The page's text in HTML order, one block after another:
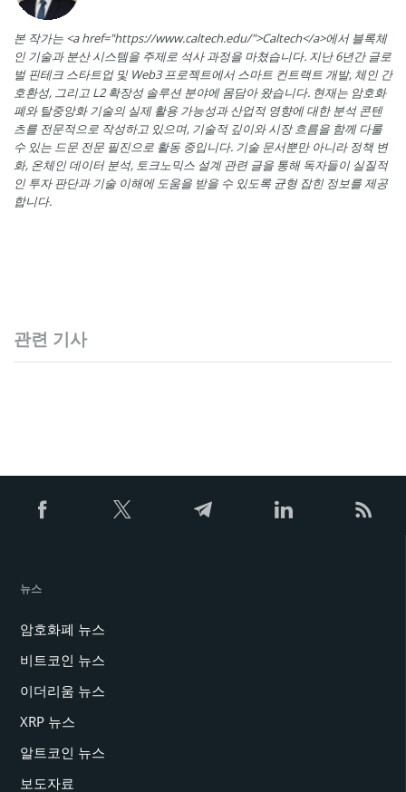
본 작가는 <a href="https://www.caltech.edu/">Caltech</a>에서 블록체
인 기술과 분산 시스템을 주제로 석사 과정을 마쳤습니다. 지난 6년간 글로
벌 핀테크 스타트업 및 Web3 프로젝트에서 스마트 컨트랙트 개발, 체인 간
호환성, 그리고 L2 확장성 솔루션 분야에 몸담아 왔습니다. 현재는 암호화
폐와 탈중앙화 기술의 실제 활용 가능성과 산업적 영향에 대한 분석 콘텐
츠를 전문적으로 작성하고 있으며, 기술적 깊이와 시장 흐름을 함께 다룰
수 있는 드문 전문 필진으로 활동 중입니다. 기술 문서뿐만 아니라 정책 변
화, 온체인 데이터 분석, 토크노믹스 설계 관련 글을 통해 독자들이 실질적
인 투자 판단과 기술 이해에 도움을 받을 수 있도록 균형 잡힌 정보를 제공
합니다.
관련 기사
뉴스
암호화폐 뉴스
비트코인 뉴스
이더리움 뉴스
XRP 뉴스
알트코인 뉴스
보도자료